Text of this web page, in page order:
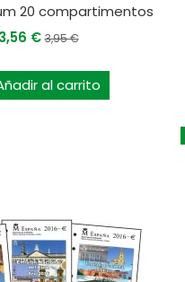
20 compartimentos
3,56 €3,95 €
al carrito